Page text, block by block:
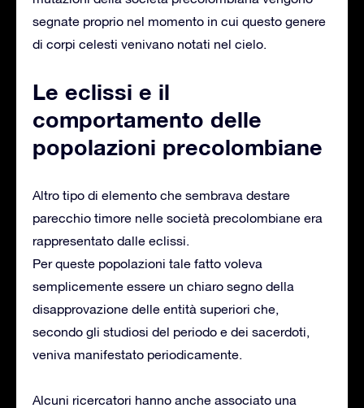
segnate proprio nel momento in cui questo genere
di corpi celesti venivano notati nel cielo.
Le eclissi e il
comportamento delle
popolazioni precolombiane
Altro tipo di elemento che sembrava destare
parecchio timore nelle società precolombiane era
rappresentato dalle eclissi.
Per queste popolazioni tale fatto voleva
semplicemente essere un chiaro segno della
disapprovazione delle entità superiori che,
secondo gli studiosi del periodo e dei sacerdoti,
veniva manifestato periodicamente.
Alcuni ricercatori hanno anche associato una